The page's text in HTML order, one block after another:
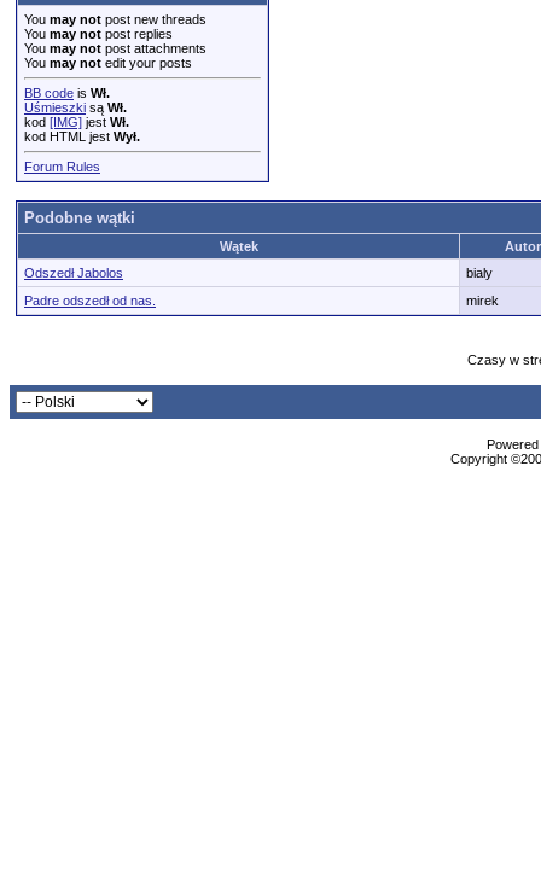
You may not post new threads
You may not post replies
You may not post attachments
You may not edit your posts
BB code is Wł.
Uśmieszki są Wł.
kod [IMG] jest Wł.
kod HTML jest Wył.
Forum Rules
Podobne wątki
Wątek
Odszedł Jabolos
bialy
Padre odszedł od nas.
mirek
Czasy w
Copyright